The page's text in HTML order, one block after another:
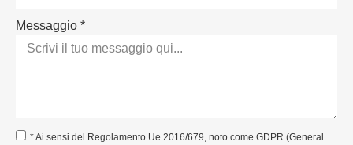
Messaggio *
* Ai sensi del Regolamento Ue 2016/679, noto come GDPR (General